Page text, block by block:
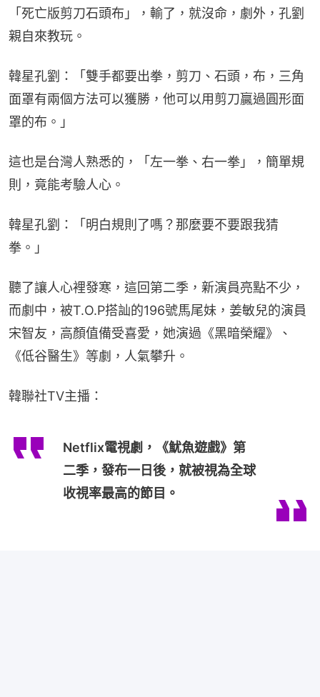
「死亡版剪刀石頭布」，輸了，就沒命，劇外，孔劉
親自來教玩。
韓星孔劉：「雙手都要出拳，剪刀、石頭，布，三角
面罩有兩個方法可以獲勝，他可以用剪刀贏過圓形面
罩的布。」
這也是台灣人熟悉的，「左一拳、右一拳」，簡單規
則，竟能考驗人心。
韓星孔劉：「明白規則了嗎？那麼要不要跟我猜
拳。」
聽了讓人心裡發寒，這回第二季，新演員亮點不少，
而劇中，被T.O.P搭訕的196號馬尾妹，姜敏兒的演員
宋智友，高顏值備受喜愛，她演過《黑暗榮耀》、
《低谷醫生》等劇，人氣攀升。
韓聯社TV主播：
Netflix電視劇，《魷魚遊戲》第
二季，發布一日後，就被視為全球
收視率最高的節目。